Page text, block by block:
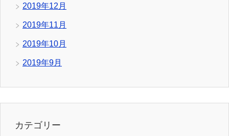
2019年12月
2019年11月
2019年10月
2019年9月
カテゴリー